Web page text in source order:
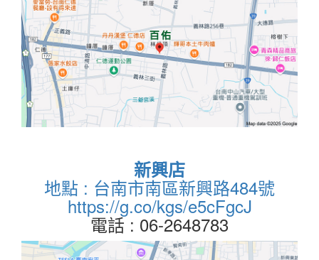
新興店
地點 : 台南市南區新興路484號
https://g.co/kgs/e5cFgcJ
電話 : 06-2648783